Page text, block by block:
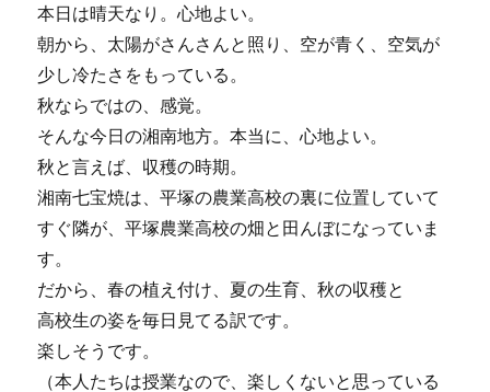
本日は晴天なり。心地よい。
朝から、太陽がさんさんと照り、空が青く、空気が
少し冷たさをもっている。
秋ならではの、感覚。
そんな今日の湘南地方。本当に、心地よい。
秋と言えば、収穫の時期。
湘南七宝焼は、平塚の農業高校の裏に位置していて
すぐ隣が、平塚農業高校の畑と田んぼになっていま
す。
だから、春の植え付け、夏の生育、秋の収穫と
高校生の姿を毎日見てる訳です。
楽しそうです。
（本人たちは授業なので、楽しくないと思っている